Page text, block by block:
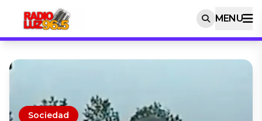
MENU
Sociedad